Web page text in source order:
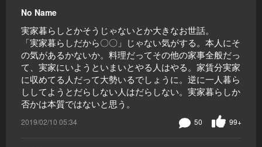
No Name
実家暮らしとかそうじゃないとか大きなお世話。
「実家暮らしだから〇〇」じゃない気がする。本人にそ
の気があるかないか。料理だってその他の家事全般だっ
て、実家にいようといまいとやる人はやる。家賃分実家
に収めてる人だって大勢いるでしょうに。逆に一人暮ら
ししてようとだらしない人はだらしない。実家暮らしか
否かは本質ではないと思う。
2019/02/10 05:34 99+
50